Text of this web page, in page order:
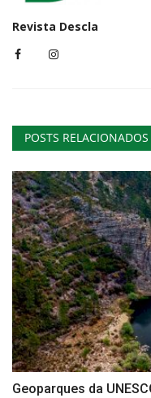
Revista Descla
POSTS RELACIONADOS
Geoparques da